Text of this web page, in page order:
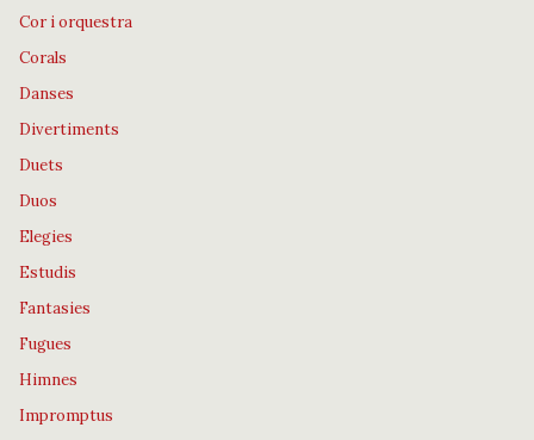
Cor i orquestra
Corals
Danses
Divertiments
Duets
Duos
Elegies
Estudis
Fantasies
Fugues
Himnes
Impromptus